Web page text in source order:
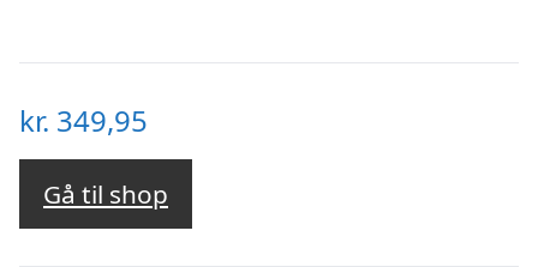
kr. 349,95
Gå til shop